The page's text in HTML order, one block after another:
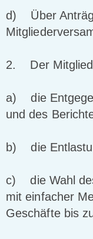
d) Über
2. Der
a) die
und des
b) die
c) die Wahl
mit einfacher
Geschäfte bis